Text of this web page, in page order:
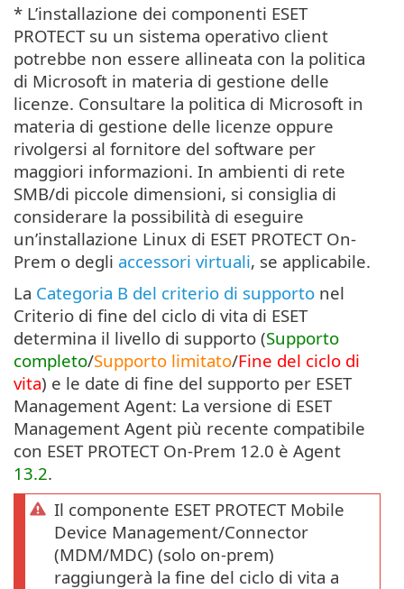
* L’installazione dei componenti ESET
PROTECT su un sistema operativo client
potrebbe non essere allineata con la politica
di Microsoft in materia di gestione delle
licenze. Consultare la politica di Microsoft in
materia di gestione delle licenze oppure
rivolgersi al fornitore del software per
maggiori informazioni. In ambienti di rete
SMB/di piccole dimensioni, si consiglia di
considerare la possibilità di eseguire
un’installazione Linux di ESET PROTECT On-
Prem o degli accessori virtuali, se applicabile.
La Categoria B del criterio di supporto nel
Criterio di fine del ciclo di vita di ESET
determina il livello di supporto (Supporto
completo/Supporto limitato/Fine del ciclo di
vita) e le date di fine del supporto per ESET
Management Agent: La versione di ESET
Management Agent più recente compatibile
con ESET PROTECT On-Prem 12.0 è Agent
13.2.
Il componente ESET PROTECT Mobile
Device Management/Connector
(MDM/MDC) (solo on-prem)
raggiungerà la fine del ciclo di vita a